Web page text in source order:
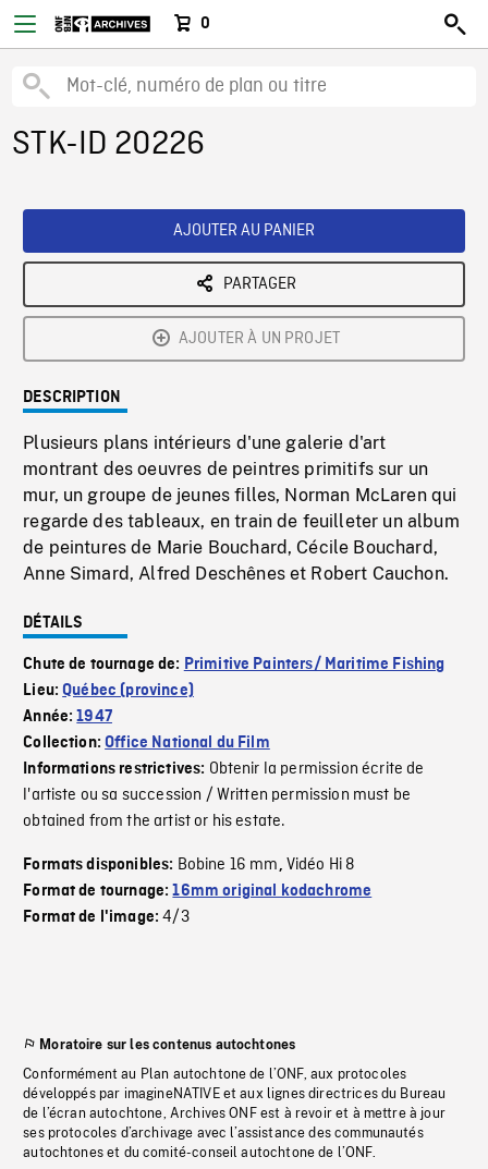
0
STK-ID 20226
AJOUTER AU PANIER
PARTAGER
AJOUTER À UN PROJET
DESCRIPTION
Plusieurs plans intérieurs d'une galerie d'art
montrant des oeuvres de peintres primitifs sur un
mur, un groupe de jeunes filles, Norman McLaren qui
regarde des tableaux, en train de feuilleter un album
de peintures de Marie Bouchard, Cécile Bouchard,
Anne Simard, Alfred Deschênes et Robert Cauchon.
DÉTAILS
Chute de tournage de: Primitive Painters/ Maritime Fishing
Lieu:Québec (province)
Année:1947
Collection:Office National du Film
Informations restrictives: Obtenir la permission écrite de
l'artiste ou sa succession / Written permission must be
obtained from the artist or his estate.
Formats disponibles: Bobine 16 mm, Vidéo Hi 8
Format de tournage:16mm original kodachrome
Format de l'image:4/3
Moratoire sur les contenus autochtones
Conformément au Plan autochtone de l’ONF, aux protocoles
développés par imagineNATIVE et aux lignes directrices du Bureau
de l’écran autochtone, Archives ONF est à revoir et à mettre à jour
ses protocoles d’archivage avec l’assistance des communautés
autochtones et du comité-conseil autochtone de l’ONF.